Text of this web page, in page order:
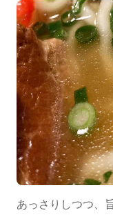
あっさりしつつ、